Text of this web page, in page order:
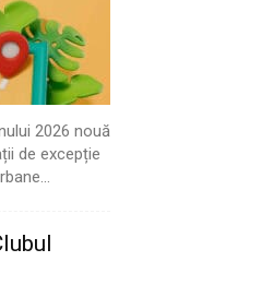
2026 nouă
de excepție